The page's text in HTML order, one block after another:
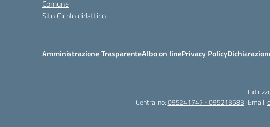
Comune
Sito Cicolo didattico
Amministrazione TrasparenteAlbo on linePrivacy Policy
Centralino:095241747 - 095213583 Email: